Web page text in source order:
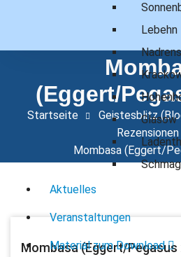
Lebehn
Glasow
Aktuelles
Veranstaltungen
Material zum Download
(Eggert/
Startseite Geistesblitz
Rezensionen
Mombasa (Eggert/
Mombasa (Eggert/Pegasus